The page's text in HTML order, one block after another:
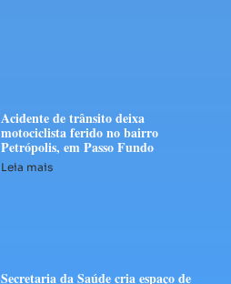
Acidente de trânsito deixa
motociclista ferido no bairro
Petrópolis, em Passo Fundo
Leia mais
Secretaria da Saúde cria espaço de